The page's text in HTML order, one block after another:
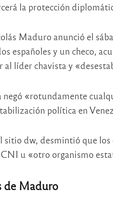
la protección
Maduro anunció el
españoles y un checo,
al líder chavista y
negó «rotundamente
política en
sitio dw, desmintió que
CNI u «otro organismo
de Maduro